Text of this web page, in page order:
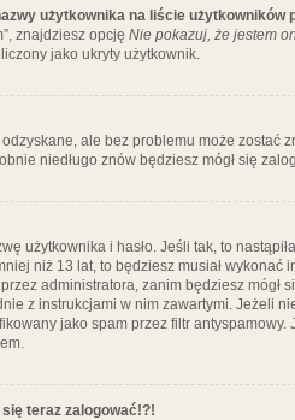
użytkownika na liście użytkowników
znajdziesz opcję Nie pokazuj, że jestem
jako ukryty użytkownik.
ale bez problemu może
niedługo znów będziesz mógł się
użytkownika i hasło. Jeśli tak, to
niż 13 lat, to będziesz musiał
administratora, zanim będziesz mógł
z instrukcjami w nim zawartymi. Jeżeli
jako spam przez filtr
teraz zalogować!?!